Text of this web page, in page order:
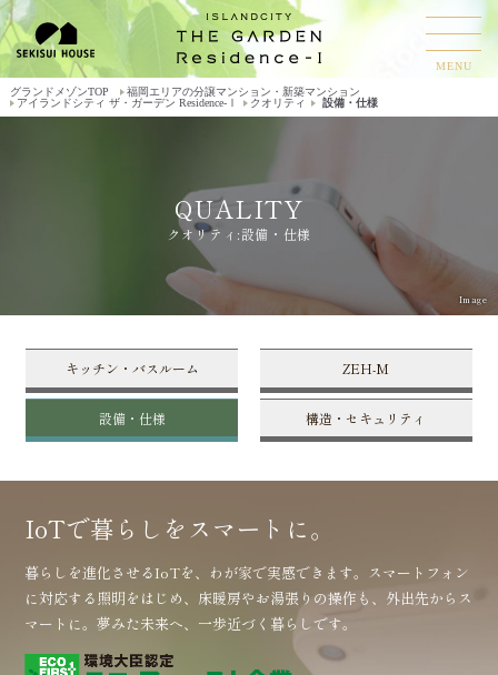
MENU
グランドメゾンTOP
福岡エリアの分譲マンション・新築マンション
アイランドシティ ザ・ガーデン Residence-Ⅰ
クオリティ 設備・仕様
QUALITY
クオリティ:設備・仕様
Image
キッチン・バスルーム ZEH-M
設備・仕様 構造・セキュリティ
IoTで暮らしをスマートに。
暮らしを進化させるIoTを、わが家で実感できます。 スマートフォン
に対応する照明をはじめ、 床暖房やお湯張りの操作も、 外出先からス
マートに。夢みた未来へ、一歩近づく暮らしです。